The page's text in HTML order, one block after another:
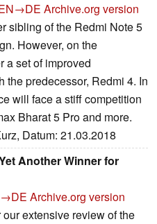
Archive.org version
sibling of the Redmi Note 5
However, on the
a set of improved
the predecessor, Redmi 4. In
will face a stiff competition
Bharat 5 Pro and more.
Datum: 21.03.2018
Another Winner for
Archive.org version
extensive review of the